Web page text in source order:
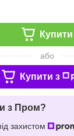
Купити
або
Купити з
з Пром?
захистом